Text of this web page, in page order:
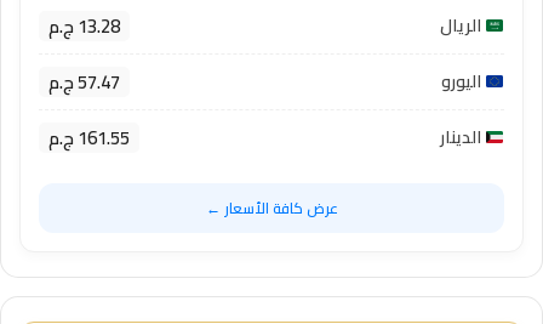
الريال 13.28 ج.م
اليورو 57.47 ج.م
الدينار 161.55 ج.م
عرض كافة الأسعار ←